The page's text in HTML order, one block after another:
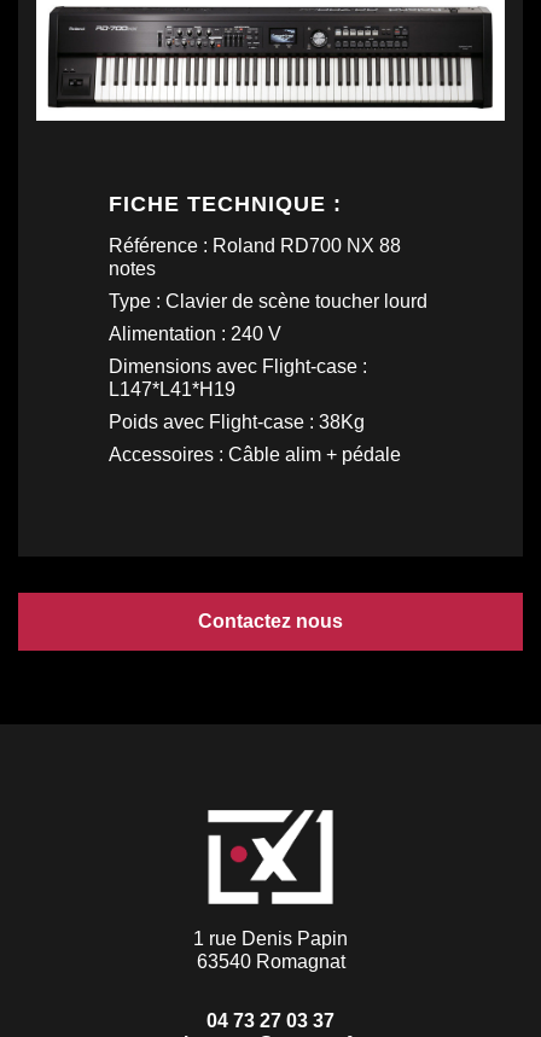
FICHE TECHNIQUE :
Référence : Roland RD700 NX 88
notes
Type : Clavier de scène toucher lourd
Alimentation : 240 V
Dimensions avec Flight-case :
L147*L41*H19
Poids avec Flight-case : 38Kg
Accessoires : Câble alim + pédale
Contactez nous
1 rue Denis Papin
63540 Romagnat
04 73 27 03 37